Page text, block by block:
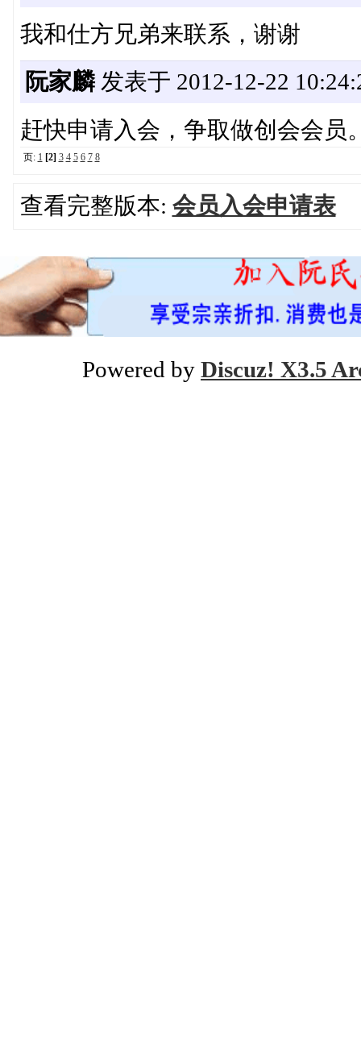
我和仕方兄弟来联系，谢谢
阮家麟发表于 2012-12-22
赶快申请入会，争取做创会会员
页: 1 [2] 3 4 5 6 7 8
查看完整版本: 会员入会申请表
Powered by Discuz! X3.5